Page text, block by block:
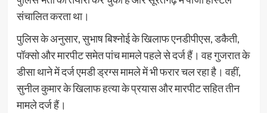
संचालित करता था।
पुलिस के अनुसार, सुभाष बिश्नोई के खिलाफ एनडीपीएस, डकैती,
पॉक्सो और मारपीट समेत पांच मामले पहले से दर्ज हैं। वह गुजरात के
डीसा थाने में दर्ज एमडी ड्रग्स मामले में भी फरार चल रहा है। वहीं,
सुनील कुमार के खिलाफ हत्या के प्रयास और मारपीट सहित तीन
मामले दर्ज हैं।